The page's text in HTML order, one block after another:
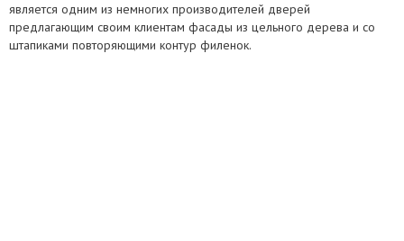
является одним из немногих производителей дверей
предлагающим своим клиентам фасады из цельного дерева и со
штапиками повторяющими контур филенок.